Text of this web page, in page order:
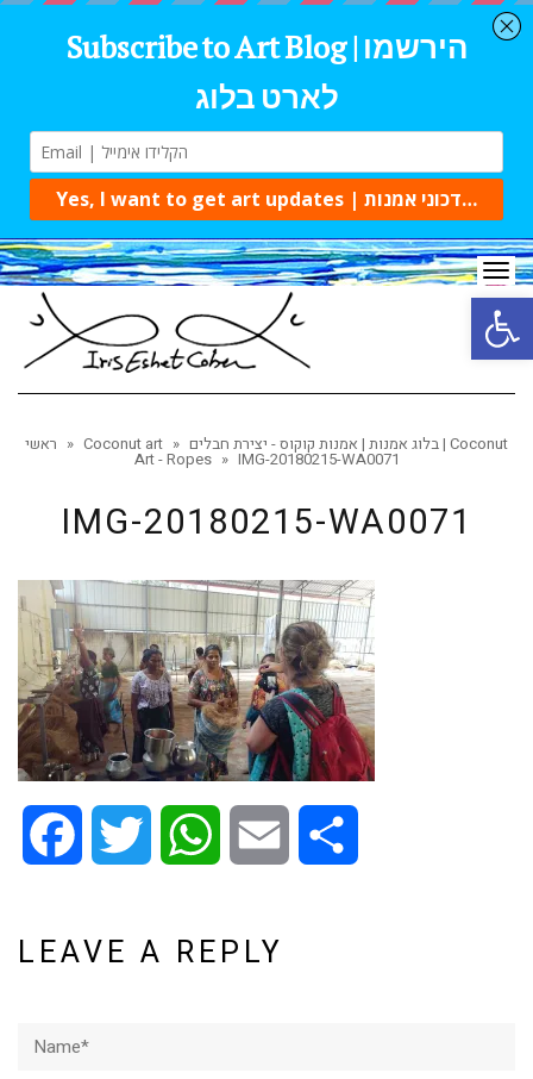
ראשי » Coconut art » בלוג אמנות | אמנות קוקוס - יצירת חבלים | Coconut
Art - Ropes » IMG-20180215-WA0071
IMG-20180215-WA0071
Facebook Twitter WhatsApp Email
LEAVE A REPLY